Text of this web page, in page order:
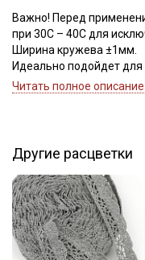
Важно! Перед
при 30С – 40С для
Ширина кружева ±1мм.
Идеально подойдет
платьев, юбок, рукавов.
Цветопередача может
зависимости от
Читать полное описание
Другие расцветки